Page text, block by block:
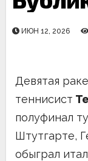
ИЮН 12, 2026
Девятая
теннисист
полуфинал
Штутгарте,
обыграл